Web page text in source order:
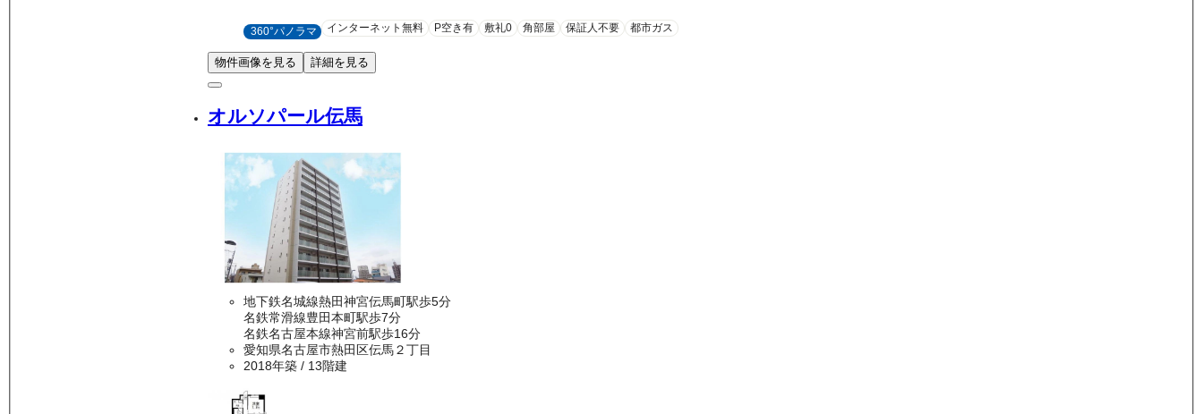
360°パノラマ インターネット無料 P空き有 敷礼0 角部屋 保証人不要 都市ガス
物件画像を見る 詳細を見る
オルソパール伝馬
地下鉄名城線熱田神宮伝馬町駅歩5分
名鉄常滑線豊田本町駅歩7分
名鉄名古屋本線神宮前駅歩16分
愛知県名古屋市熱田区伝馬２丁目
2018年築 / 13階建